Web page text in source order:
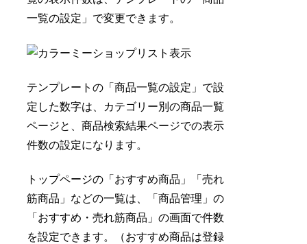
一覧の設定」で変更できます。
テンプレートの「商品一覧の設定」で設
定した数字は、カテゴリー別の商品一覧
ページと、商品検索結果ページでの表示
件数の設定になります。
トップページの「おすすめ商品」「売れ
筋商品」などの一覧は、「商品管理」の
「おすすめ・売れ筋商品」の画面で件数
を設定できます。（おすすめ商品は登録